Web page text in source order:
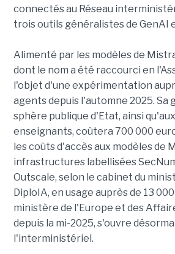
connectés au Réseau
trois outils généralistes de GenAI
Alimenté par les modèles de
dont le nom a été raccourci en
l'objet d'une expérimentation
agents depuis l'automne 2025. Sa
sphère publique d'Etat, ainsi
enseignants, coûtera 700 000
les coûts d'accès aux modèles de
infrastructures labellisées
Outscale, selon le cabinet du
DiploIA, en usage auprès de 13
ministère de l'Europe et des
depuis la mi-2025, s'ouvre
l'interministériel.